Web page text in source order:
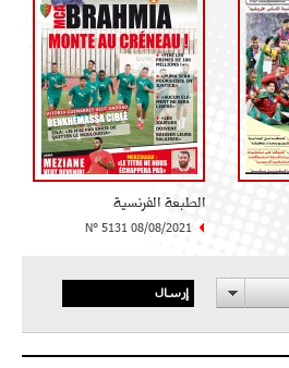
الطبعة الفرنسية
N° 5131 08/08/2021
إرسال